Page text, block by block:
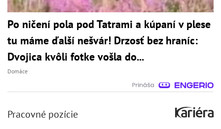
Po ničení pola pod Tatrami a kúpaní v plese
tu máme ďalší nešvár! Drzosť bez hraníc:
Dvojica kvôli fotke vošla do...
Domáce
Pracovné pozície